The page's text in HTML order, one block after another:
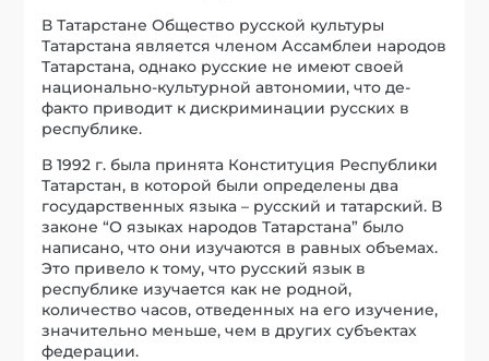
В Татарстане Общество русской культуры
Татарстана является членом Ассамблеи народов
Татарстана, однако русские не имеют своей
национально-культурной автономии, что де-
факто приводит к дискриминации русских в
республике.
В 1992 г. была принята Конституция Республики
Татарстан, в которой были определены два
государственных языка – русский и татарский. В
законе “О языках народов Татарстана” было
написано, что они изучаются в равных объемах.
Это привело к тому, что русский язык в
республике изучается как не родной,
количество часов, отведенных на его изучение,
значительно меньше, чем в других субъектах
федерации.